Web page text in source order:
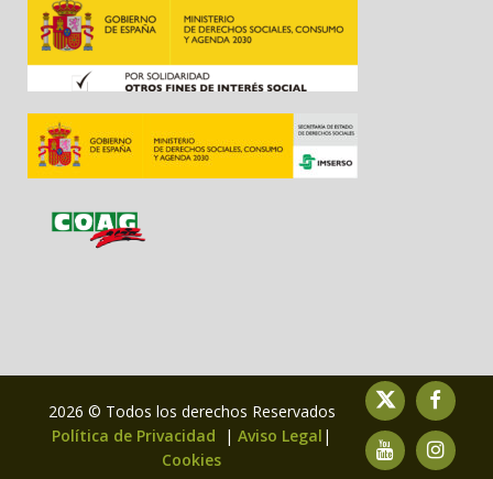
2026 © Todos los derechos Reservados
Política de Privacidad
| Aviso Legal |
Cookies